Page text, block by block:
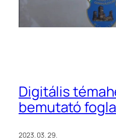
Digitális
bemutató
2023. 03. 29.